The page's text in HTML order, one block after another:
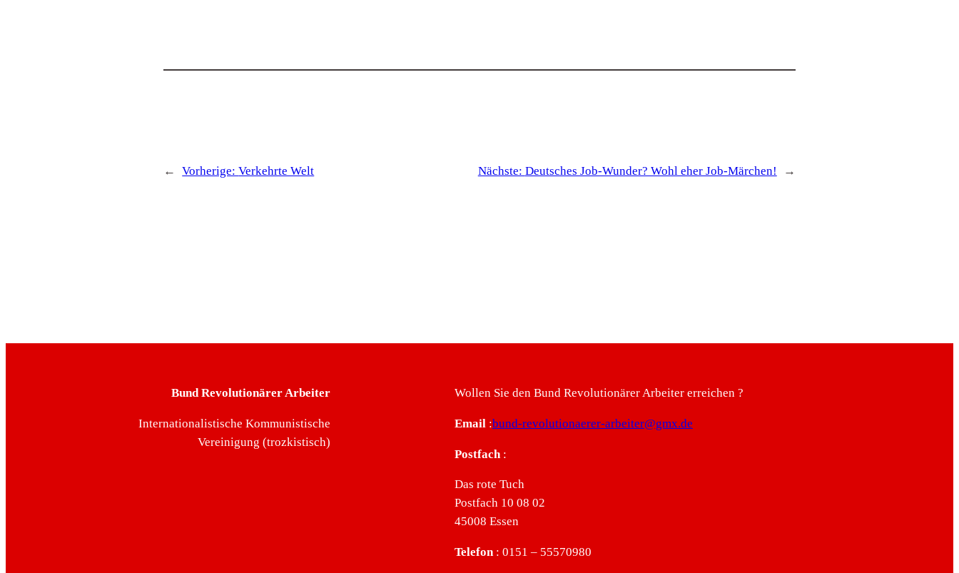
← Vorherige:Verkehrte Welt Nächste: Deutsches Job-Wunder? Wohl eher Job-Märchen! →
Bund Revolutionärer Arbeiter
Internationalistische Kommunistische
Vereinigung (trozkistisch)
Wollen Sie den Bund Revolutionärer Arbeiter erreichen ?
Email:bund-revolutionaerer-arbeiter@gmx.de
Postfach:
Das rote Tuch
Postfach 10 08 02
45008 Essen
Telefon: 0151 – 55570980